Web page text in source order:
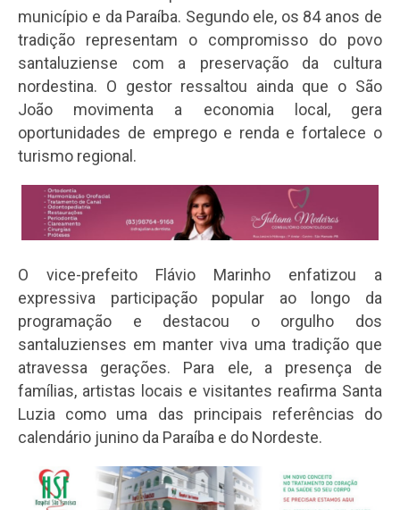
município e da Paraíba. Segundo ele, os 84 anos de
tradição representam o compromisso do povo
santaluziense com a preservação da cultura
nordestina. O gestor ressaltou ainda que o São
João movimenta a economia local, gera
oportunidades de emprego e renda e fortalece o
turismo regional.
O vice-prefeito Flávio Marinho enfatizou a
expressiva participação popular ao longo da
programação e destacou o orgulho dos
santaluzienses em manter viva uma tradição que
atravessa gerações. Para ele, a presença de
famílias, artistas locais e visitantes reafirma Santa
Luzia como uma das principais referências do
calendário junino da Paraíba e do Nordeste.